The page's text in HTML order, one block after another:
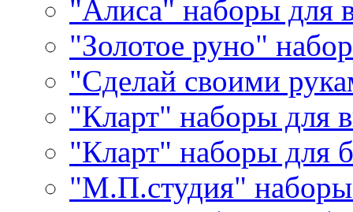
"Алиса" наборы для
"Золотое руно"
"Сделай своими
"Кларт" наборы для
"Кларт" наборы для
"М.П.студия"